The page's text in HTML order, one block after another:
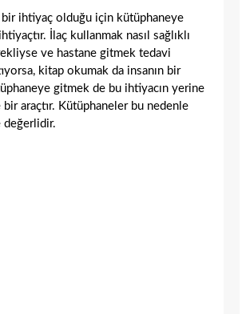
ihtiyaç olduğu için kütüphaneye
İlaç kullanmak nasıl sağlıklı
ve hastane gitmek tedavi
kitap okumak da insanın bir
gitmek de bu ihtiyacın yerine
araçtır. Kütüphaneler bu nedenle